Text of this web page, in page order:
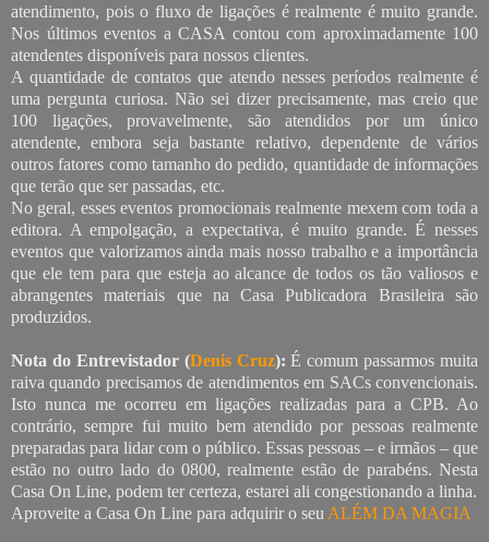
atendimento, pois o fluxo de ligações é realmente é muito grande.
Nos últimos eventos a CASA contou com aproximadamente 100
atendentes disponíveis para nossos clientes.
A quantidade de contatos que atendo nesses períodos realmente é
uma pergunta curiosa. Não sei dizer precisamente, mas creio que
100 ligações, provavelmente, são atendidos por um único
atendente, embora seja bastante relativo, dependente de vários
outros fatores como tamanho do pedido, quantidade de informações
que terão que ser passadas, etc.
No geral, esses eventos promocionais realmente mexem com toda a
editora. A empolgação, a expectativa, é muito grande. É nesses
eventos que valorizamos ainda mais nosso trabalho e a importância
que ele tem para que esteja ao alcance de todos os tão valiosos e
abrangentes materiais que na Casa Publicadora Brasileira são
produzidos.
Nota do Entrevistador (Denis Cruz):É comum passarmos muita
raiva quando precisamos de atendimentos em SACs convencionais.
Isto nunca me ocorreu em ligações realizadas para a CPB. Ao
contrário, sempre fui muito bem atendido por pessoas realmente
preparadas para lidar com o público. Essas pessoas – e irmãos – que
estão no outro lado do 0800, realmente estão de parabéns. Nesta
Casa On Line, podem ter certeza, estarei ali congestionando a linha.
Aproveite a Casa On Line para adquirir o seu ALÉM DA MAGIA